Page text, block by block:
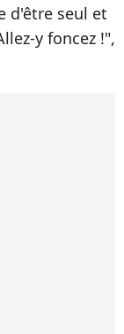
d'être seul et
y foncez !",